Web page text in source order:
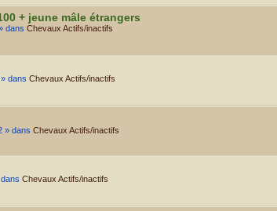
+ jeune mâle étrangers
dans Chevaux Actifs/inactifs
dans Chevaux Actifs/inactifs
» dans Chevaux Actifs/inactifs
Chevaux Actifs/inactifs